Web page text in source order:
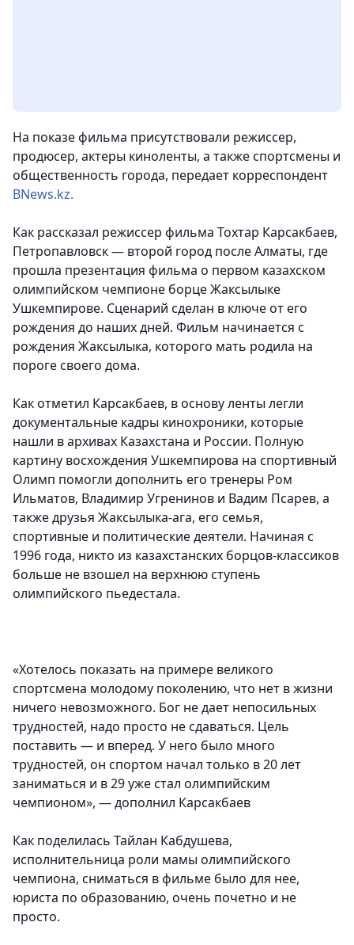
На показе фильма присутствовали режиссер,
продюсер, актеры киноленты, а также спортсмены и
общественность города, передает корреспондент
BNews.kz.
Как рассказал режиссер фильма Тохтар Карсакбаев,
Петропавловск — второй город после Алматы, где
прошла презентация фильма о первом казахском
олимпийском чемпионе борце Жаксылыке
Ушкемпирове. Сценарий сделан в ключе от его
рождения до наших дней. Фильм начинается с
рождения Жаксылыка, которого мать родила на
пороге своего дома.
Как отметил Карсакбаев, в основу ленты легли
документальные кадры кинохроники, которые
нашли в архивах Казахстана и России. Полную
картину восхождения Ушкемпирова на спортивный
Олимп помогли дополнить его тренеры Ром
Ильматов, Владимир Угренинов и Вадим Псарев, а
также друзья Жаксылыка-ага, его семья,
спортивные и политические деятели. Начиная с
1996 года, никто из казахстанских борцов-классиков
больше не взошел на верхнюю ступень
олимпийского пьедестала.
«Хотелось показать на примере великого
спортсмена молодому поколению, что нет в жизни
ничего невозможного. Бог не дает непосильных
трудностей, надо просто не сдаваться. Цель
поставить — и вперед. У него было много
трудностей, он спортом начал только в 20 лет
заниматься и в 29 уже стал олимпийским
чемпионом», — дополнил Карсакбаев
Как поделилась Тайлан Кабдушева,
исполнительница роли мамы олимпийского
чемпиона, сниматься в фильме было для нее,
юриста по образованию, очень почетно и не
просто.